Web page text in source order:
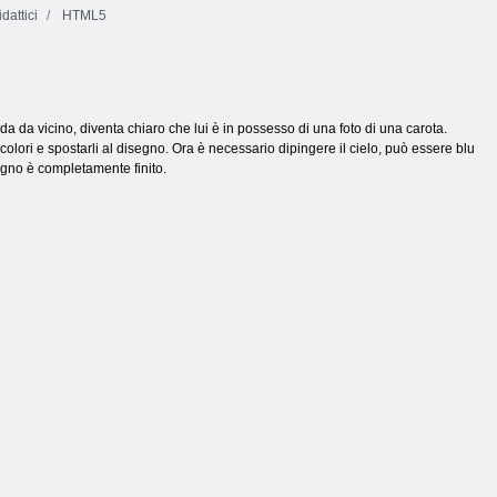
HTML5
da vicino, diventa chiaro che lui è in possesso di una foto di una carota.
e spostarli al disegno. Ora è necessario dipingere il cielo, può essere blu
è completamente finito.